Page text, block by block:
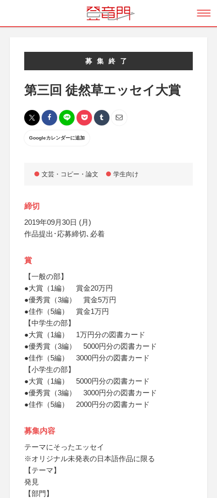
募集終了
第三回 徒然草エッセイ大賞
Googleカレンダーに追加
文芸・コピー・論文 学生向け
締切
2019年09月30日 (月)
作品提出･応募締切､必着
賞
【一般の部】
●大賞（1編） 賞金20万円
●優秀賞（3編） 賞金5万円
●佳作（5編） 賞金1万円
【中学生の部】
●大賞（1編） 1万円分の図書カード
●優秀賞（3編） 5000円分の図書カード
●佳作（5編） 3000円分の図書カード
【小学生の部】
●大賞（1編） 5000円分の図書カード
●優秀賞（3編） 3000円分の図書カード
●佳作（5編） 2000円分の図書カード
募集内容
テーマにそったエッセイ
※オリジナル未発表の日本語作品に限る
【テーマ】
発見
【部門】